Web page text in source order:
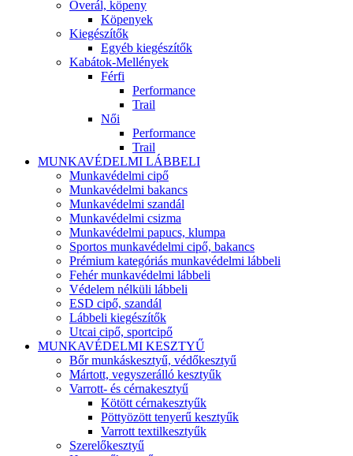
Overál, köpeny
Köpenyek
Kiegészítők
Egyéb kiegészítők
Kabátok-Mellények
Férfi
Performance
Trail
Női
Performance
Trail
MUNKAVÉDELMI LÁBBELI
Munkavédelmi cipő
Munkavédelmi bakancs
Munkavédelmi szandál
Munkavédelmi csizma
Munkavédelmi papucs, klumpa
Sportos munkavédelmi cipő, bakancs
Prémium kategóriás munkavédelmi lábbeli
Fehér munkavédelmi lábbeli
Védelem nélküli lábbeli
ESD cipő, szandál
Lábbeli kiegészítők
Utcai cipő, sportcipő
MUNKAVÉDELMI KESZTYŰ
Bőr munkáskesztyű, védőkesztyű
Mártott, vegyszerálló kesztyűk
Varrott- és cérnakesztyű
Kötött cérnakesztyűk
Pöttyözött tenyerű kesztyűk
Varrott textilkesztyűk
Szerelőkesztyű